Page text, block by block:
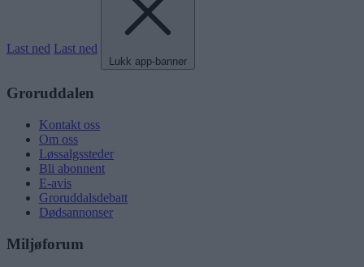
Last ned Last ned
Lukk app-banner
Groruddalen
Kontakt oss
Om oss
Løssalgssteder
Bli abonnent
E-avis
Groruddalsdebatt
Dødsannonser
Miljøforum